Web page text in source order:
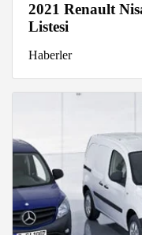
2021 Renault
Listesi
Haberler